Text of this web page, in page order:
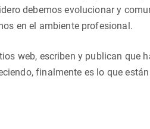
debemos evolucionar y
en el ambiente profesional.
web, escriben y publican que
finalmente es lo que